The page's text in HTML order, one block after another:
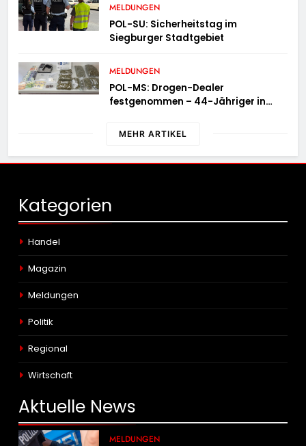
MELDUNGEN
POL-SU: Sicherheitstag im
Siegburger Stadtgebiet
MELDUNGEN
POL-MS: Drogen-Dealer
festgenommen – 44-Jähriger in
MEHR ARTIKEL
Kategorien
Handel
Magazin
Meldungen
Politik
Regional
Wirtschaft
Aktuelle News
MELDUNGEN